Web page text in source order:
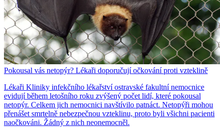
Pokousal vás netopýr? Lékaři doporučují očkování proti vzteklině
Lékaři Kliniky infekčního lékařství ostravské fakultní nemocnice
evidují během letošního roku zvýšený počet lidí, které pokousal
netopýr. Celkem jich nemocnici navštívilo patnáct. Netopýři mohou
přenášet smrtelně nebezpečnou vzteklinu, proto byli všichni pacienti
naočkováni. Žádný z nich neonemocněl.